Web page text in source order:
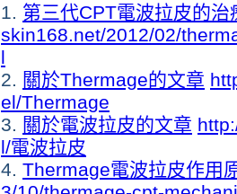
1. 第三代CPT電波拉皮的
skin168.net/2012/02/
l
2. 關於Thermage的文章
el/Thermage
3. 關於電波拉皮的文章
l/電波拉皮
4. Thermage電波拉皮作用